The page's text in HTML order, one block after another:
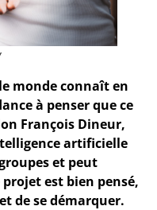
monde connaît en
à penser que ce
François Dineur,
artificielle
et peut
est bien pensé,
de se démarquer.